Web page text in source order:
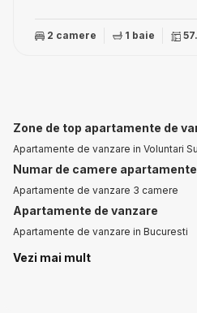
2 camere 1 baie
Zone de top apartamente de
Apartamente de vanzare in Voluntari
Numar de camere
Apartamente de vanzare 3 camere
Apartamente de vanzare
Apartamente de vanzare in Bucuresti
Apartamente de vanzare in Bucuresti
Vezi mai mult